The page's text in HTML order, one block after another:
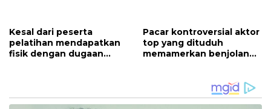
Kesal dari peserta
pelatihan mendapatkan
fisik dengan dugaan
Pacar kontroversial aktor
top yang dituduh
memamerkan benjolan